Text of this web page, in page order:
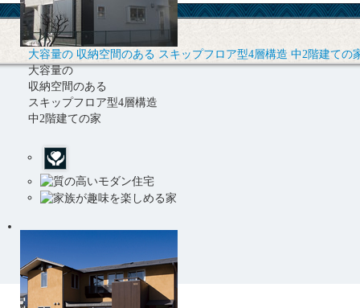
大容量の 収納空間のある スキップフロア型4層構造 中2階建ての
大容量の
収納空間のある
スキップフロア型4層構造
中2階建ての家